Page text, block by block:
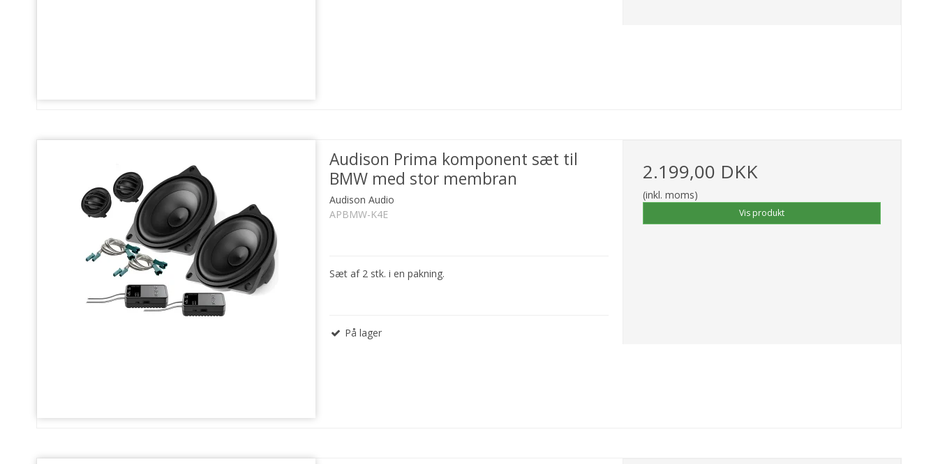
Audison Prima komponent sæt til
BMW med stor membran
Audison Audio
APBMW-K4E
Sæt af 2 stk. i en pakning.
På lager
2.199,00 DKK
(inkl. moms)
Vis produkt